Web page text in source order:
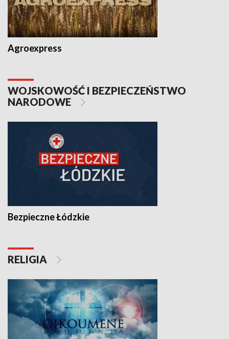
Agroexpress
WOJSKOWOŚĆ I BEZPIECZEŃSTWO
NARODOWE
Bezpieczne Łódzkie
RELIGIA